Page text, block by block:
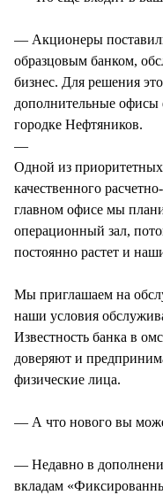
— Акционеры
образцовым банком,
бизнес. Для решения
дополнительные офисы
городке Нефтяников.
—
Одной из приоритетных
качественного
главном офисе мы
операционный зал,
постоянно растет и
Мы приглашаем на
наши условия
Известность банка в
доверяют и
физические лица.
— А что нового вы
— Недавно в
вкладам